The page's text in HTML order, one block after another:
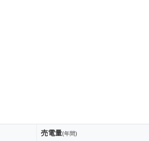
売電量(年間)